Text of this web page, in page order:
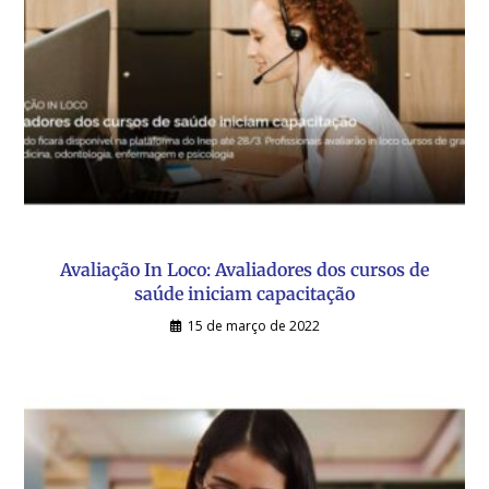
Avaliação In Loco: Avaliadores dos cursos de
saúde iniciam capacitação
15 de março de 2022